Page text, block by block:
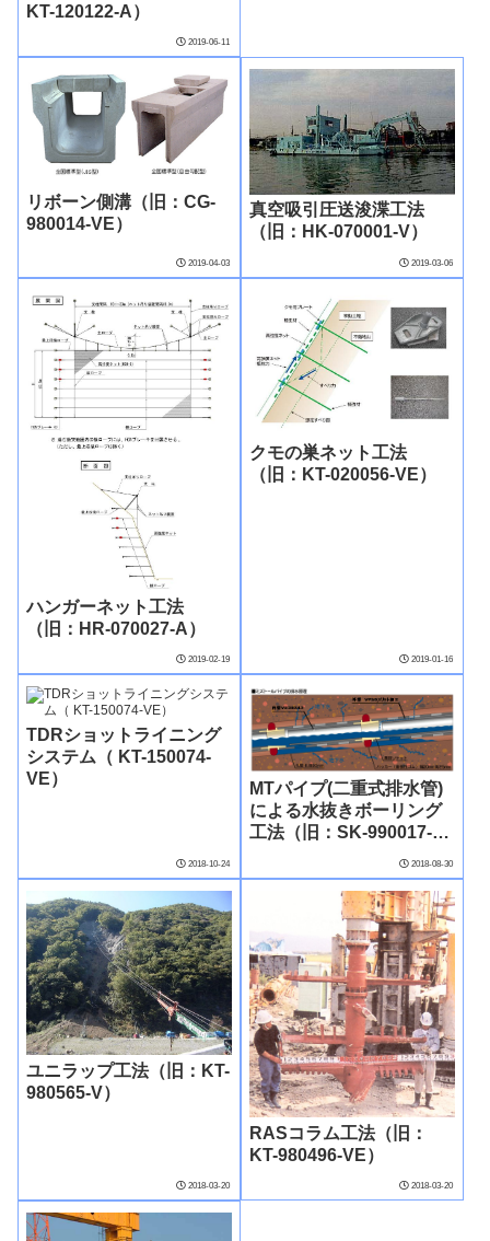
KT-120122-A）
2019-06-11
リボーン側溝（旧：CG-
980014-VE）
2019-04-03
真空吸引圧送浚渫工法
（旧：HK-070001-V）
2019-03-06
ハンガーネット工法
（旧：HR-070027-A）
2019-02-19
クモの巣ネット工法
（旧：KT-020056-VE）
2019-01-16
TDRショットライニング
システム（ KT-150074-
VE）
2018-10-24
MTパイプ(二重式排水管)
による水抜きボーリング
工法（旧：SK-990017-
2018-08-30
ユニラップ工法（旧：KT-
980565-V）
2018-03-20
RASコラム工法（旧：
KT-980496-VE）
2018-03-20